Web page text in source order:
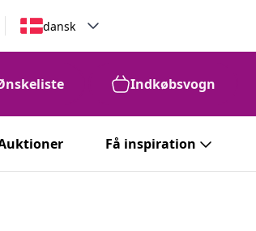
dansk
Indkøbsvogn
Få inspiration